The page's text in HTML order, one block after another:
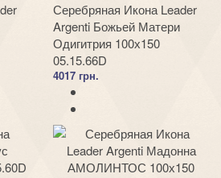
Серебряная Икона Leader
Argenti Божьей Матери
Одигитрия 100х150
05.15.66D
4017 грн.